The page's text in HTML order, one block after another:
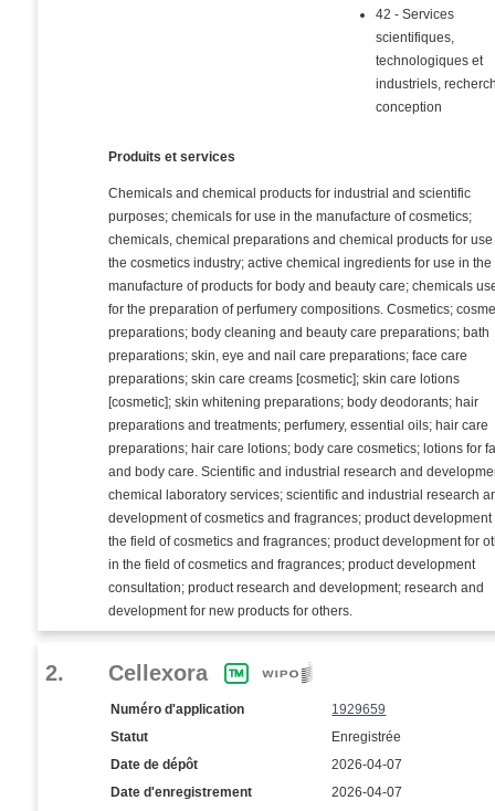
42 - Services
scientifiques,
technologiques et
industriels,
conception
Produits et services
Chemicals and chemical products for industrial and scientific
purposes; chemicals for use in the manufacture of cosmetics;
chemicals, chemical preparations and chemical products for
the cosmetics industry; active chemical ingredients for use in the
manufacture of products for body and beauty care; chemicals
for the preparation of perfumery compositions. Cosmetics;
preparations; body cleaning and beauty care preparations; bath
preparations; skin, eye and nail care preparations; face care
preparations; skin care creams [cosmetic]; skin care lotions
[cosmetic]; skin whitening preparations; body deodorants; hair
preparations and treatments; perfumery, essential oils; hair care
preparations; hair care lotions; body care cosmetics; lotions for
and body care. Scientific and industrial research and
chemical laboratory services; scientific and industrial research
development of cosmetics and fragrances; product development
the field of cosmetics and fragrances; product development for
in the field of cosmetics and fragrances; product development
consultation; product research and development; research and
development for new products for others.
2. Cellexora
Numéro d'application
1929659
Statut
Enregistrée
Date de dépôt
2026-04-07
Date d'enregistrement
2026-04-07